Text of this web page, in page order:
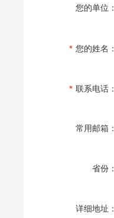
您的单位：
您的姓名：
联系电话：
常用邮箱：
省份：
详细地址：